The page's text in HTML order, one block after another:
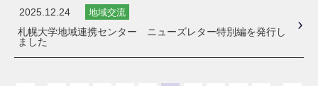
2025.12.24 地域交流
札幌大学地域連携センター ニューズレター特別編を発行し
ました